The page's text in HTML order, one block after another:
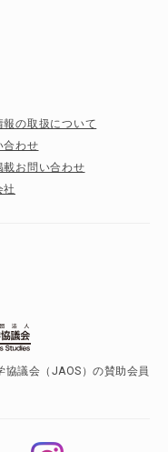
報の取扱について
合わせ
載お問い合わせ
社
協議会（JAOS）の賛助会員